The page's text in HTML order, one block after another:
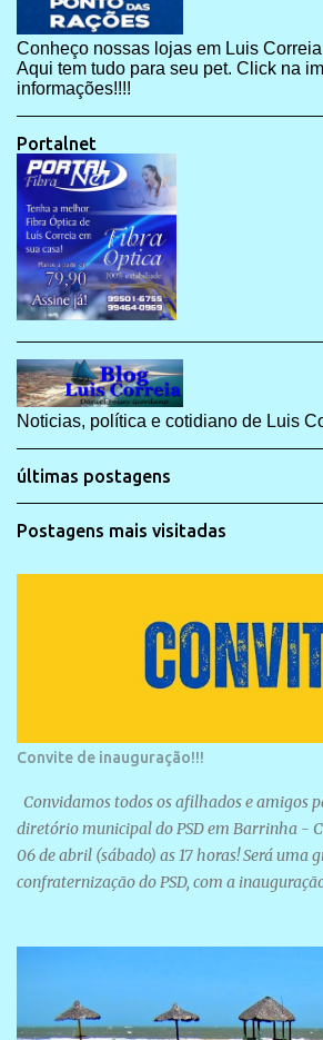
Conheço nossas lojas em Luis
Aqui tem tudo para seu pet. Click na
informações!!!!
Portalnet
Noticias, política e cotidiano de Luis
últimas postagens
Postagens mais visitadas
Convite de inauguração!!!
Convidamos todos os afilhados e amigos
diretório municipal do PSD em Barrinha -
06 de abril (sábado) as 17 horas! Será uma
confraternização do PSD, com a